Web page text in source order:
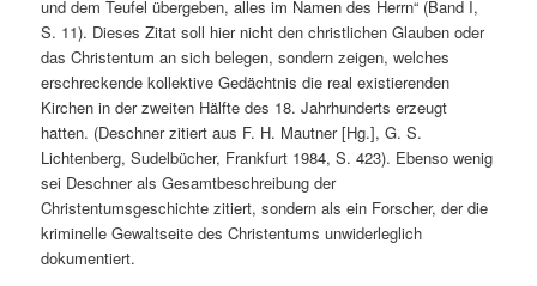
und dem Teufel übergeben, alles im Namen des Herrn“ (Band I,
S. 11). Dieses Zitat soll hier nicht den christlichen Glauben oder
das Christentum an sich belegen, sondern zeigen, welches
erschreckende kollektive Gedächtnis die real existierenden
Kirchen in der zweiten Hälfte des 18. Jahrhunderts erzeugt
hatten. (Deschner zitiert aus F. H. Mautner [Hg.], G. S.
Lichtenberg, Sudelbücher, Frankfurt 1984, S. 423). Ebenso wenig
sei Deschner als Gesamtbeschreibung der
Christentumsgeschichte zitiert, sondern als ein Forscher, der die
kriminelle Gewaltseite des Christentums unwiderleglich
dokumentiert.